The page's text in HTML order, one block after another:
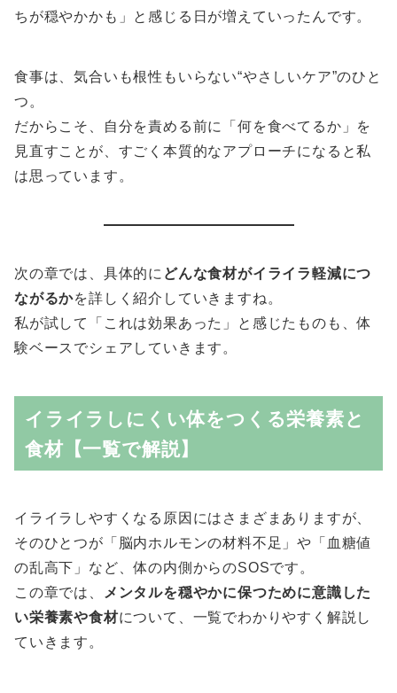
ちが穏やかかも」と感じる日が増えていったんです。
食事は、気合いも根性もいらない“やさしいケア”のひと
つ。
だからこそ、自分を責める前に「何を食べてるか」を
見直すことが、すごく本質的なアプローチになると私
は思っています。
次の章では、具体的に どんな食材がイライラ軽減につ
ながるかを詳しく紹介していきますね。
私が試して「これは効果あった」と感じたものも、体
験ベースでシェアしていきます。
イライラしにくい体をつくる栄養素と
食材【一覧で解説】
イライラしやすくなる原因にはさまざまありますが、
そのひとつが「脳内ホルモンの材料不足」や「血糖値
の乱高下」など、体の内側からのSOSです。
この章では、
メンタルを穏やかに保つために意識した
い栄養素や食材について、一覧でわかりやすく解説し
ていきます。